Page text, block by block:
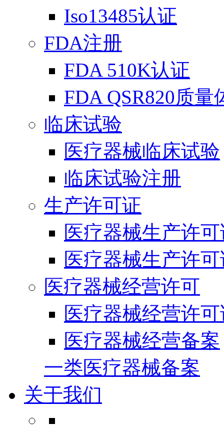
Iso13485认证
FDA注册
FDA 510K认证
FDA QSR820质量
临床试验
医疗器械临床试验
临床试验注册
生产许可证
医疗器械生产许
医疗器械生产许
医疗器械经营许可
医疗器械经营许
医疗器械经营备案
一类医疗器械备案
关于我们